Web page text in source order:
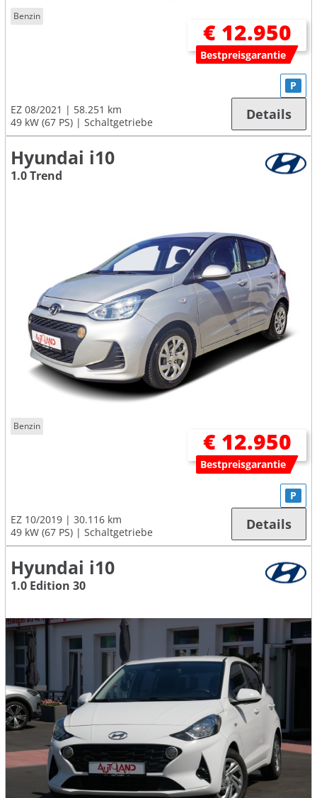
Benzin
€ 12.950
Bestpreisgarantie
EZ 08/2021
58.251 km
49 kW (67 PS)
Schaltgetriebe
P
Details
Hyundai i10
1.0 Trend
Benzin
€ 12.950
Bestpreisgarantie
EZ 10/2019
30.116 km
49 kW (67 PS)
Schaltgetriebe
P
Details
Hyundai i10
1.0 Edition 30